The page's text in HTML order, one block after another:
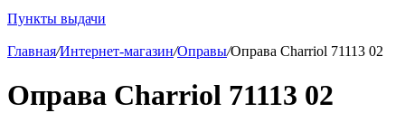
Пункты выдачи
Главная/Интернет-магазин/Оправы/Оправа Charriol 71113 02
Оправа Charriol 71113 02